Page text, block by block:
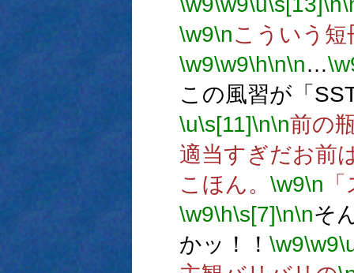
\w9\nこういう
\w9\w9\h\n\n…
この風習が「
\u\s[11]\n\n前の
適当すぎだお前
こほん。 \w9\n
\w9\h\s[7]\n\nそ
かッ！！ \w9\w9